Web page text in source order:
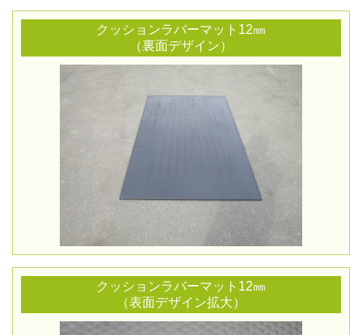
クッションラバーマット12㎜
（裏面デザイン）
クッションラバーマット12㎜
（表面デザイン拡大）